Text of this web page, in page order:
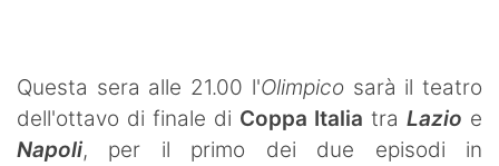
Questa sera alle 21.00 l'Olimpicosarà il teatro
dell'ottavo di finale di Coppa ItaliatraLazio e
Napoli, per il primo dei due episodi in